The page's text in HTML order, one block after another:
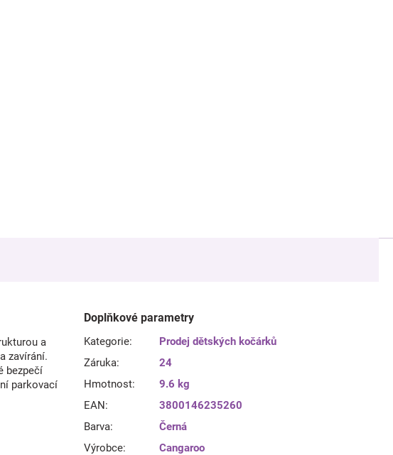
a
zavírání.
bezpečí
parkovací
Doplňkové parametry
Kategorie:
Prodej dětských kočárků
Záruka:
24
Hmotnost:
9.6 kg
EAN:
3800146235260
Barva:
Černá
Výrobce:
Cangaroo